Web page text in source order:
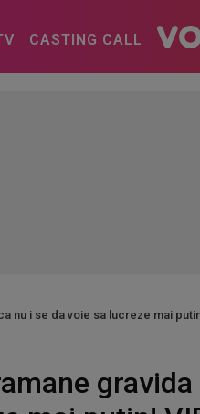
CASTING CALL
nu i se da voie sa lucreze mai